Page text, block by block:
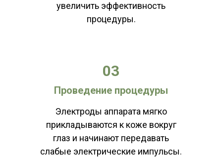
увеличить эффективность
процедуры.
03
Электроды аппарата мягко
прикладываются к коже вокруг
глаз и начинают передавать
слабые электрические импульсы.
Проведение процедуры